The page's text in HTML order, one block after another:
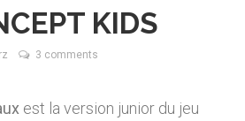
KIDS
3 comments
est la version junior du jeu